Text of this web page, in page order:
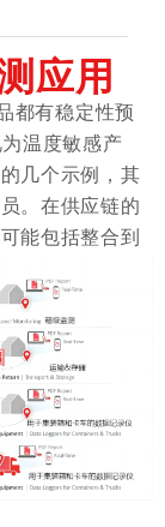
应用
都有稳定性预
温度敏感产
几个示例，其
。在供应链的
能包括整合到